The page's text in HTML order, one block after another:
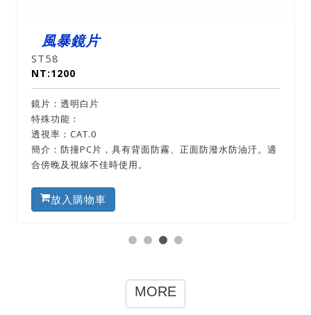
風暴鏡片
ST58
NT:1200
鏡片：透明白片
特殊功能：
透視率：CAT.0
簡介：防撞PC片，具有背面防霧、正面防潑水防油汙。適
合傍晚及視線不佳時使用。
放入購物車
MORE